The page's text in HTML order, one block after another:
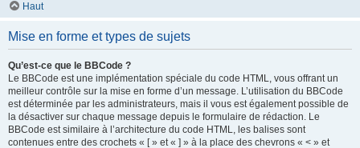
Haut
Mise en forme et types de sujets
Qu’est-ce que le BBCode ?
Le BBCode est une implémentation spéciale du code HTML, vous offrant un
meilleur contrôle sur la mise en forme d’un message. L’utilisation du BBCode
est déterminée par les administrateurs, mais il vous est également possible de
la désactiver sur chaque message depuis le formulaire de rédaction. Le
BBCode est similaire à l’architecture du code HTML, les balises sont
contenues entre des crochets « [ » et « ] » à la place des chevrons « < » et